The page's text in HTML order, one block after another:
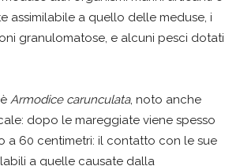
assimilabile a quello delle meduse, i
granulomatose, e alcuni pesci dotati
Armodice carunculata, noto anche
dopo le mareggiate viene spesso
a 60 centimetri: il contatto con le sue
a quelle causate dalla